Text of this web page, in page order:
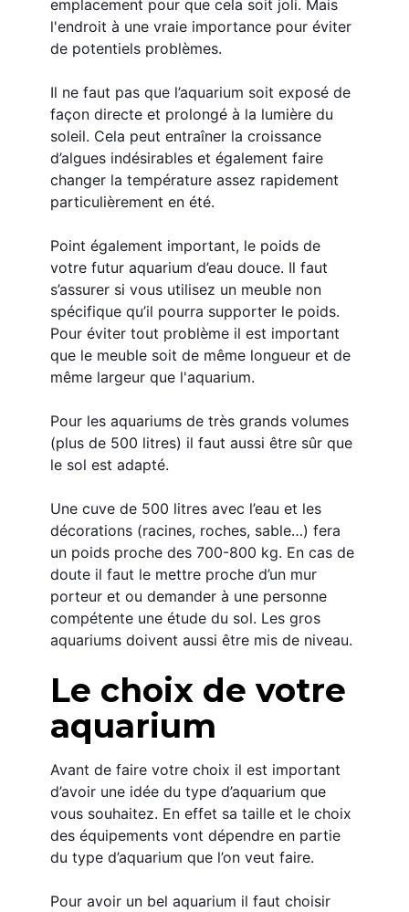
emplacement pour que cela soit joli. Mais
l'endroit à une vraie importance pour éviter
de potentiels problèmes.
Il ne faut pas que l’aquarium soit exposé de
façon directe et prolongé à la lumière du
soleil. Cela peut entraîner la croissance
d’algues indésirables et également faire
changer la température assez rapidement
particulièrement en été.
Point également important, le poids de
votre futur aquarium d’eau douce. Il faut
s’assurer si vous utilisez un meuble non
spécifique qu’il pourra supporter le poids.
Pour éviter tout problème il est important
que le meuble soit de même longueur et de
même largeur que l'aquarium.
Pour les aquariums de très grands volumes
(plus de 500 litres) il faut aussi être sûr que
le sol est adapté.
Une cuve de 500 litres avec l’eau et les
décorations (racines, roches, sable…) fera
un poids proche des 700-800 kg. En cas de
doute il faut le mettre proche d’un mur
porteur et ou demander à une personne
compétente une étude du sol. Les gros
aquariums doivent aussi être mis de niveau.
Le choix de votre
aquarium
Avant de faire votre choix il est important
d’avoir une idée du type d’aquarium que
vous souhaitez. En effet sa taille et le choix
des équipements vont dépendre en partie
du type d’aquarium que l’on veut faire.
Pour avoir un bel aquarium il faut choisir